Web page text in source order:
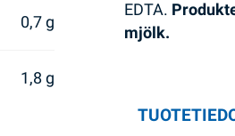
0,7 g
1,8 g
EDTA.
mjölk.